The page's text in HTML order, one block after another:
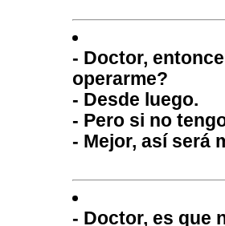
- Doctor,
operarme?
- Desde luego.
- Pero si no
- Mejor, así será
- Doctor, es que